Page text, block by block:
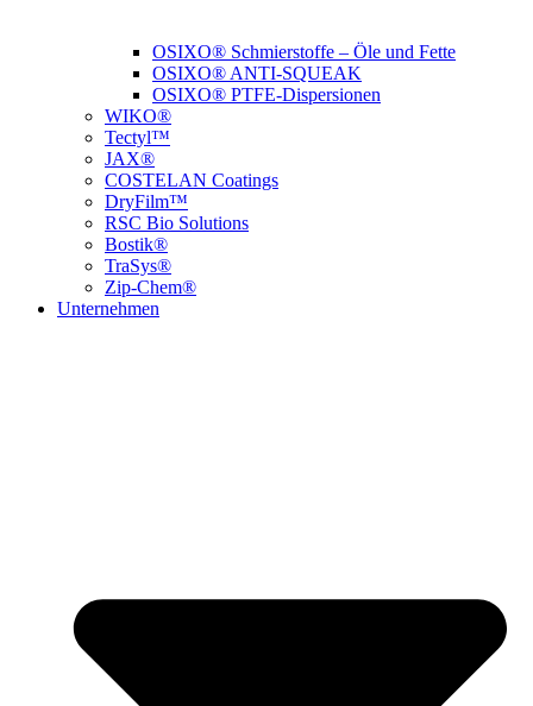
OSIXO® Schmierstoffe – Öle und Fette
OSIXO® ANTI-SQUEAK
OSIXO® PTFE-Dispersionen
WIKO®
Tectyl™
JAX®
COSTELAN Coatings
DryFilm™
RSC Bio Solutions
Bostik®
TraSys®
Zip-Chem®
Unternehmen